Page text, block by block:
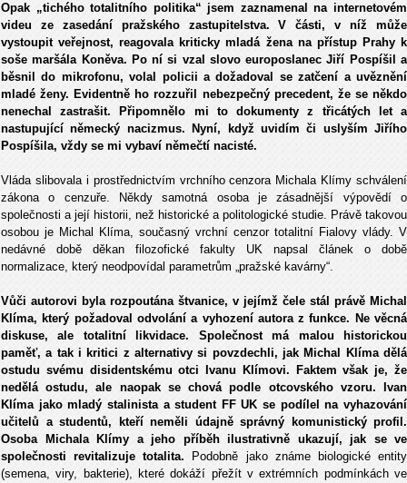
Opak „tichého totalitního politika“ jsem zaznamenal na internetovém
videu ze zasedání pražského zastupitelstva. V části, v níž může
vystoupit veřejnost, reagovala kriticky mladá žena na přístup Prahy k
soše maršála Koněva. Po ní si vzal slovo europoslanec Jiří Pospíšil a
běsnil do mikrofonu, volal policii a dožadoval se zatčení a uvěznění
mladé ženy. Evidentně ho rozzuřil nebezpečný precedent, že se někdo
nenechal zastrašit. Připomnělo mi to dokumenty z třicátých let a
nastupující německý nacizmus. Nyní, když uvidím či uslyším Jiřího
Pospíšila, vždy se mi vybaví němečtí nacisté.
Vláda slibovala i prostřednictvím vrchního cenzora Michala Klímy schválení
zákona o cenzuře. Někdy samotná osoba je zásadnější výpovědí o
společnosti a její historii, než historické a politologické studie. Právě takovou
osobou je Michal Klíma, současný vrchní cenzor totalitní Fialovy vlády. V
nedávné době děkan filozofické fakulty UK napsal článek o době
normalizace, který neodpovídal parametrům „pražské kavárny“.
Vůči autorovi byla rozpoutána štvanice, v jejímž čele stál právě Michal
Klíma, který požadoval odvolání a vyhození autora z funkce. Ne věcná
diskuse, ale totalitní likvidace. Společnost má malou historickou
paměť, a tak i kritici z alternativy si povzdechli, jak Michal Klíma dělá
ostudu svému disidentskému otci Ivanu Klímovi. Faktem však je, že
nedělá ostudu, ale naopak se chová podle otcovského vzoru. Ivan
Klíma jako mladý stalinista a student FF UK se podílel na vyhazování
učitelů a studentů, kteří neměli údajně správný komunistický profil.
Osoba Michala Klímy a jeho příběh ilustrativně ukazují, jak se ve
společnosti revitalizuje totalita. Podobně jako známe biologické entity
(semena, viry, bakterie), které dokáží přežít v extrémních podmínkách ve